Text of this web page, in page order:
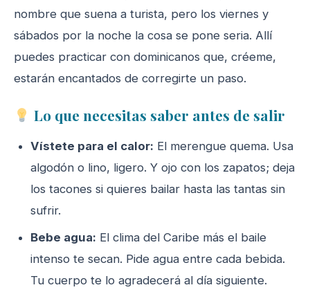
nombre que suena a turista, pero los viernes y
sábados por la noche la cosa se pone seria. Allí
puedes practicar con dominicanos que, créeme,
estarán encantados de corregirte un paso.
Lo que necesitas saber antes de salir
Vístete para el calor: El merengue quema. Usa
algodón o lino, ligero. Y ojo con los zapatos; deja
los tacones si quieres bailar hasta las tantas sin
sufrir.
Bebe agua: El clima del Caribe más el baile
intenso te secan. Pide agua entre cada bebida.
Tu cuerpo te lo agradecerá al día siguiente.